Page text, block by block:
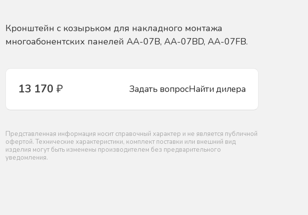
Кронштейн с козырьком для накладного монтажа
многоабонентских панелей AA-07B, AA-07BD, AA-07FB.
13 170 ₽ Задать вопросНайти дилера
Представленная информация носит справочный характер и не является публичной
офертой. Технические характеристики, комплект поставки или внешний вид
изделия могут быть изменены производителем без предварительного
уведомления.